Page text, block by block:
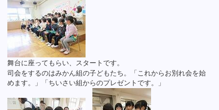
舞台に座ってもらい、スタートです。
司会をするのはみかん組の子どもたち。「これからお別れ会を始
めます。」「ちいさい組からのプレゼントです。」